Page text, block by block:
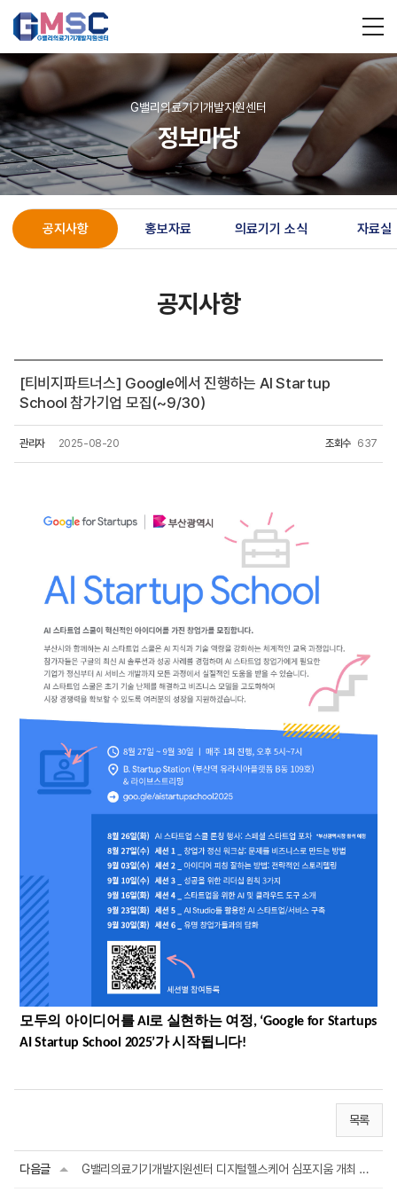
G밸리의료기기개발지원센터
정보마당
공지사항 홍보자료 의료기기 소식 자료실
공지사항
[티비지파트너스] Google에서 진행하는 AI Startup
School 참가기업 모집(~9/30)
관리자 2025-08-20 조회수 637
모두의 아이디어를 AI로 실현하는 여정, ‘Google for Startups
AI Startup School 2025’가 시작됩니다!
목록
다음글 G밸리의료기기개발지원센터 디지털헬스케어 심포지움 개최 안내(09/19)